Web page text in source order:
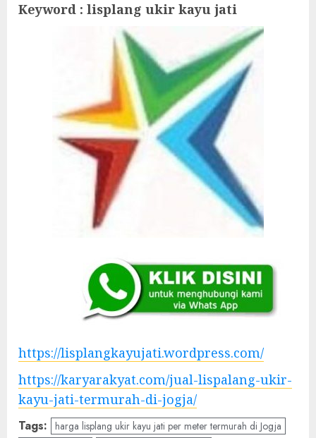
Keyword : lisplang ukir kayu jati
https://lisplangkayujati.wordpress.com/
https://karyarakyat.com/jual-lispalang-ukir-
kayu-jati-termurah-di-jogja/
Tags: harga lisplang ukir kayu jati per meter termurah di Jogja